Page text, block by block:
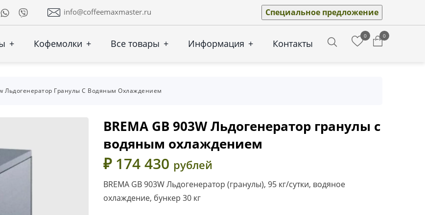
Whatsapp
Viber info@coffeemaxmaster.ru Специальное предложение
+ Кофемолки + Все товары + Информация + Контакты
0 0
Льдогенератор Гранулы С Водяным Охлаждением
BREMA GB 903W Льдогенератор гранулы с
водяным охлаждением
₽ 174 430 рублей
BREMA GB 903W Льдогенератор (гранулы), 95 кг/сутки, водяное
охлаждение, бункер 30 кг